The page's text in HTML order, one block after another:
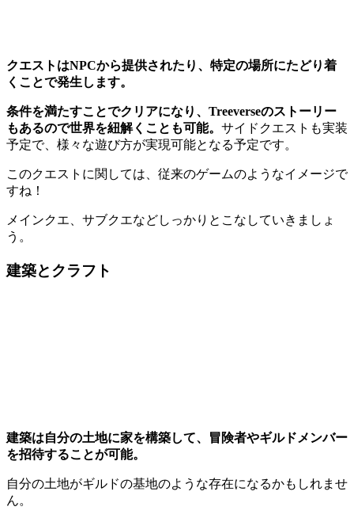
クエストはNPCから提供されたり、特定の場所にたどり着
くことで発生します。
条件を満たすことでクリアになり、Treeverseのストーリー
もあるので世界を紐解くことも可能。 サイドクエストも実装
予定で、様々な遊び方が実現可能となる予定です。
このクエストに関しては、従来のゲームのようなイメージで
すね！
メインクエ、サブクエなどしっかりとこなしていきましょ
う。
建築とクラフト
建築は自分の土地に家を構築して、冒険者やギルドメンバー
を招待することが可能。
自分の土地がギルドの基地のような存在になるかもしれませ
ん。